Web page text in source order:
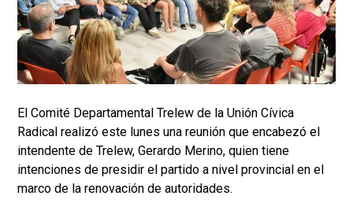
El Comité Departamental Trelew de la Unión Cívica
Radical realizó este lunes una reunión que encabezó el
intendente de Trelew, Gerardo Merino, quien tiene
intenciones de presidir el partido a nivel provincial en el
marco de la renovación de autoridades.